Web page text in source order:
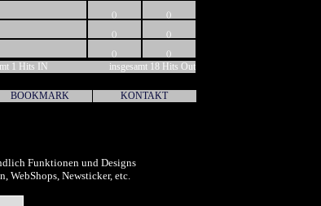
()
()
()
()
() ()
1 Hits IN insgesamt 18 Hits Out
BOOKMARK KONTAKT
Funktionen und Designs
WebShops, Newsticker, etc.